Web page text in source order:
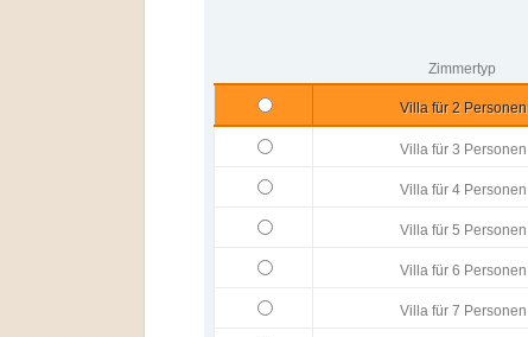
Zimmertyp
Villa für 2 Personen
Villa für 3 Personen
Villa für 4 Personen
Villa für 5 Personen
Villa für 6 Personen
Villa für 7 Personen